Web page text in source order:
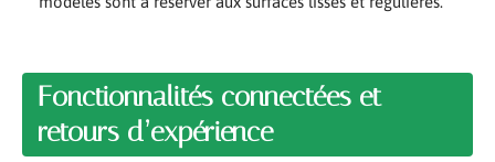
Fonctionnalités connectées et
retours d’expérience